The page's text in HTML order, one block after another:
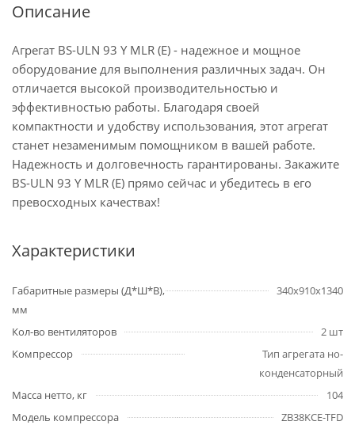
Описание
Агрегат BS-ULN 93 Y MLR (E) - надежное и мощное
оборудование для выполнения различных задач. Он
отличается высокой производительностью и
эффективностью работы. Благодаря своей
компактности и удобству использования, этот агрегат
станет незаменимым помощником в вашей работе.
Надежность и долговечность гарантированы. Закажите
BS-ULN 93 Y MLR (E) прямо сейчас и убедитесь в его
превосходных качествах!
Характеристики
Габаритные размеры (Д*Ш*В),
мм
340х910х1340
Кол-во вентиляторов
2 шт
Компрессор
Тип агрегата но-
конденсаторный
Масса нетто, кг
104
Модель компрессора
ZB38KCE-TFD